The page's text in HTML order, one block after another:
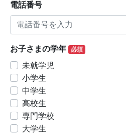
電話番号
お子さまの学年 必須
未就学児
小学生
中学生
高校生
専門学校
大学生